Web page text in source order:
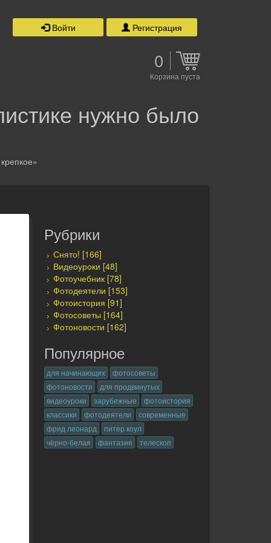
Войти Регистрация
0
Корзина пуста
нужно было
Рубрики
Снято! [166]
Видеоуроки [48]
Фотоучебник [78]
Фотодеятели [153]
Фотоистория [91]
Фотосоветы [164]
Фотоновости [162]
Популярное
для начинающих
фотосоветы
фотоновости
для продвинутых
видеоуроки
зарубежные
фотоистория
классики
фотодеятели
современные
фрид леонард
питер коул
чёрно-белая
фантазия телескоп